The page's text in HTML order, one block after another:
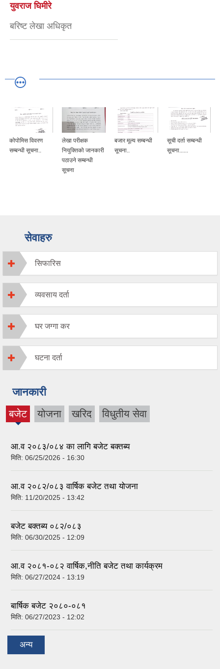
युवराज घिमीरे
बरिष्ट लेखा अधिकृत
कोपोमिस विवरण
सम्बन्धी सूचना..
लेखा परीक्षक
नियुक्तिको जानकारी
पठाउने सम्बन्धी
सूचना
बजार मूल्य सम्बन्धी
सूचना..
सूची दर्ता सम्बन्धी
सूचना......
सेवाहरु
सिफारिस
व्यवसाय दर्ता
घर जग्गा कर
घटना दर्ता
जानकारी
बजेट
(active
योजना खरिद विधुतीय सेवा
आ.व २०८३/०८४ का लागि बजेट बक्तब्य
मिति: 06/25/2026 - 16:30
आ.व २०८२/०८३ वार्षिक बजेट तथा योजना
मिति: 11/20/2025 - 13:42
बजेट बक्तब्य ०८२/०८३
मिति: 06/30/2025 - 12:09
आ.व २०८१-०८२ वार्षिक,नीति बजेट तथा कार्यक्रम
मिति: 06/27/2024 - 13:19
बार्षिक बजेट २०८०-०८१
मिति: 06/27/2023 - 12:02
अन्य